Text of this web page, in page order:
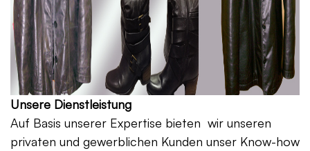
Unsere Dienstleistung
Auf Basis unserer Expertise bieten wir unseren
privaten und gewerblichen Kunden unser Know-how